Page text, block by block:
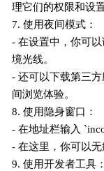
理它们的权限和设置
7. 使用夜间模式：
- 在设置中，你可
境光线。
- 还可以下载第三
间浏览体验。
8. 使用隐身窗口：
- 在地址栏输入
- 在这里，你可以无
9. 使用开发者工具：